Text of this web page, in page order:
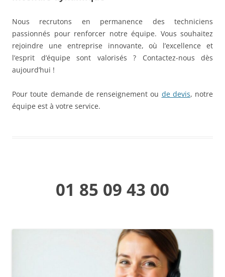
Nous recrutons en permanence des techniciens
passionnés pour renforcer notre équipe. Vous souhaitez
rejoindre une entreprise innovante, où l’excellence et
l’esprit d’équipe sont valorisés ? Contactez-nous dès
aujourd’hui !
Pour toute demande de renseignement ou de devis, notre
équipe est à votre service.
01 85 09 43 00